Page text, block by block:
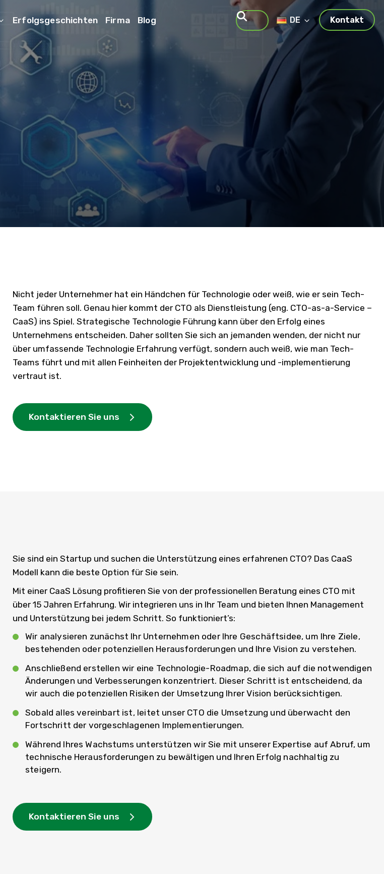
Erfolgsgeschichten Firma Blog
Suche
DE Kontakt
Nicht jeder Unternehmer hat ein Händchen für Technologie oder weiß, wie er sein Tech-
Team führen soll. Genau hier kommt der CTO als Dienstleistung (eng. CTO-as-a-Service –
CaaS) ins Spiel. Strategische Technologie Führung kann über den Erfolg eines
Unternehmens entscheiden. Daher sollten Sie sich an jemanden wenden, der nicht nur
über umfassende Technologie Erfahrung verfügt, sondern auch weiß, wie man Tech-
Teams führt und mit allen Feinheiten der Projektentwicklung und -implementierung
vertraut ist.
Kontaktieren Sie uns
Sie sind ein Startup und suchen die Unterstützung eines erfahrenen CTO? Das CaaS
Modell kann die beste Option für Sie sein.
Mit einer CaaS Lösung profitieren Sie von der professionellen Beratung eines CTO mit
über 15 Jahren Erfahrung. Wir integrieren uns in Ihr Team und bieten Ihnen Management
und Unterstützung bei jedem Schritt. So funktioniert’s:
Wir analysieren zunächst Ihr Unternehmen oder Ihre Geschäftsidee, um Ihre Ziele,
bestehenden oder potenziellen Herausforderungen und Ihre Vision zu verstehen.
Anschließend erstellen wir eine Technologie-Roadmap, die sich auf die notwendigen
Änderungen und Verbesserungen konzentriert. Dieser Schritt ist entscheidend, da
wir auch die potenziellen Risiken der Umsetzung Ihrer Vision berücksichtigen.
Sobald alles vereinbart ist, leitet unser CTO die Umsetzung und überwacht den
Fortschritt der vorgeschlagenen Implementierungen.
Während Ihres Wachstums unterstützen wir Sie mit unserer Expertise auf Abruf, um
technische Herausforderungen zu bewältigen und Ihren Erfolg nachhaltig zu
steigern.
Kontaktieren Sie uns